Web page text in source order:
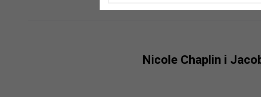
Nicole Chaplin i
przeprowadzania konkursów z nagrodami,
zapewnić Ci większe bezpieczeństwo